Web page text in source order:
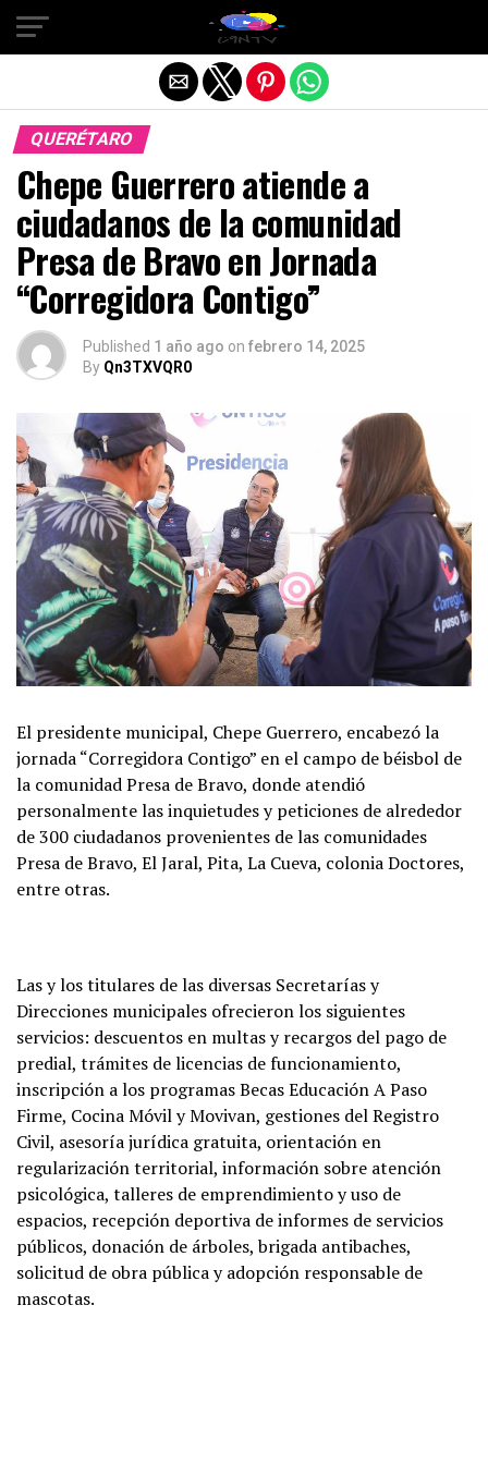
QUERÉTARO
Chepe Guerrero atiende a
ciudadanos de la comunidad
Presa de Bravo en Jornada
“Corregidora Contigo”
Published 1 año ago on febrero 14, 2025
By Qn3TXVQR0
El presidente municipal, Chepe Guerrero, encabezó la
jornada “Corregidora Contigo” en el campo de béisbol de
la comunidad Presa de Bravo, donde atendió
personalmente las inquietudes y peticiones de alrededor
de 300 ciudadanos provenientes de las comunidades
Presa de Bravo, El Jaral, Pita, La Cueva, colonia Doctores,
entre otras.
Las y los titulares de las diversas Secretarías y
Direcciones municipales ofrecieron los siguientes
servicios: descuentos en multas y recargos del pago de
predial, trámites de licencias de funcionamiento,
inscripción a los programas Becas Educación A Paso
Firme, Cocina Móvil y Movivan, gestiones del Registro
Civil, asesoría jurídica gratuita, orientación en
regularización territorial, información sobre atención
psicológica, talleres de emprendimiento y uso de
espacios, recepción deportiva de informes de servicios
públicos, donación de árboles, brigada antibaches,
solicitud de obra pública y adopción responsable de
mascotas.
Salir de la versión móvil